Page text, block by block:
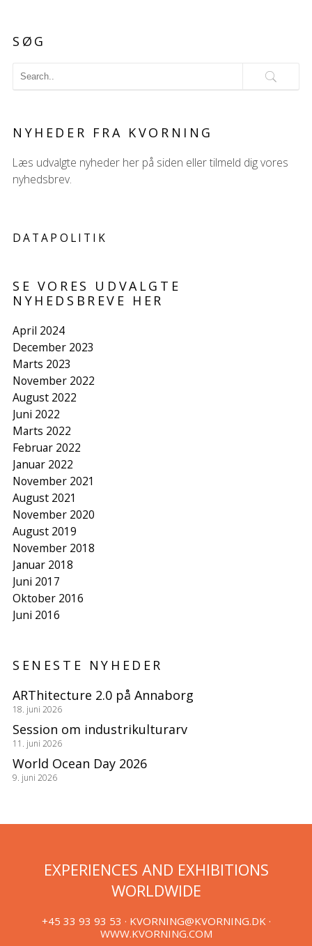
SØG
NYHEDER FRA KVORNING
Læs udvalgte nyheder her på siden eller tilmeld dig vores
nyhedsbrev.
DATAPOLITIK
SE VORES UDVALGTE
NYHEDSBREVE HER
April 2024
December 2023
Marts 2023
November 2022
August 2022
Juni 2022
Marts 2022
Februar 2022
Januar 2022
November 2021
August 2021
November 2020
August 2019
November 2018
Januar 2018
Juni 2017
Oktober 2016
Juni 2016
SENESTE NYHEDER
ARThitecture 2.0 på Annaborg
18. juni 2026
Session om industrikulturarv
11. juni 2026
World Ocean Day 2026
9. juni 2026
EXPERIENCES AND EXHIBITIONS
WORLDWIDE
+45 33 93 93 53 · KVORNING@KVORNING.DK·
WWW.KVORNING.COM